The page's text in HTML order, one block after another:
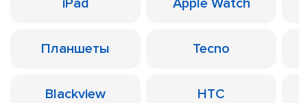
iPad Apple Watch
Планшеты Tecno
Blackview HTC